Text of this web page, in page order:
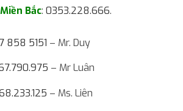
Bắc: 0353.228.666.
858 5151 – Mr. Duy
– Mr Luân
– Ms. Liên